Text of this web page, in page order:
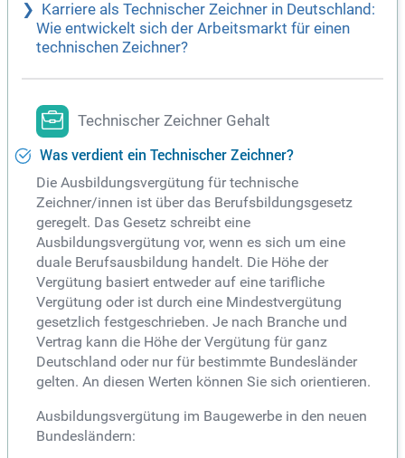
Karriere als Technischer Zeichner in Deutschland:
Wie entwickelt sich der Arbeitsmarkt für einen
technischen Zeichner?
Technischer Zeichner Gehalt
Was verdient ein Technischer Zeichner?
Die Ausbildungsvergütung für technische
Zeichner/innen ist über das Berufsbildungsgesetz
geregelt. Das Gesetz schreibt eine
Ausbildungsvergütung vor, wenn es sich um eine
duale Berufsausbildung handelt. Die Höhe der
Vergütung basiert entweder auf eine tarifliche
Vergütung oder ist durch eine Mindestvergütung
gesetzlich festgeschrieben. Je nach Branche und
Vertrag kann die Höhe der Vergütung für ganz
Deutschland oder nur für bestimmte Bundesländer
gelten. An diesen Werten können Sie sich orientieren.
Ausbildungsvergütung im Baugewerbe in den neuen
Bundesländern: